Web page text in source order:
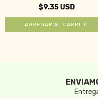
$9.35 USD